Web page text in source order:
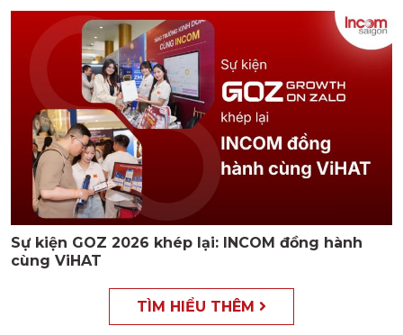
Sự kiện GOZ 2026 khép lại: INCOM đồng hành
cùng ViHAT
TÌM HIỂU THÊM